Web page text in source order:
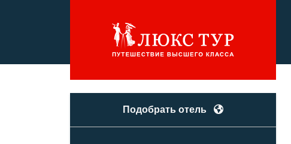
Подобрать отель